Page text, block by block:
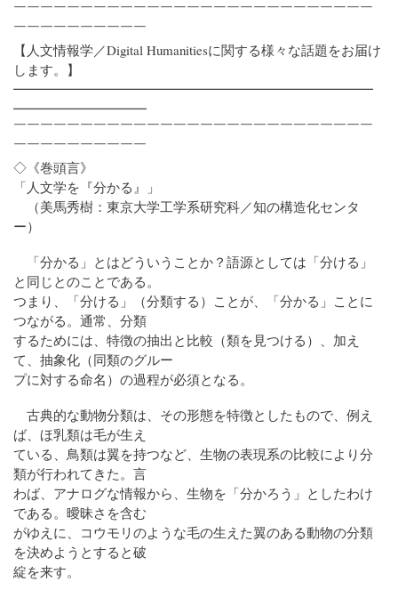
￣￣￣￣￣￣￣￣￣￣￣￣￣￣￣￣￣￣￣￣￣￣￣￣￣￣￣
￣￣￣￣￣￣￣￣￣￣
【人文情報学／Digital Humanitiesに関する様々な話題をお届け
します。】
━━━━━━━━━━━━━━━━━━━━━━━━━━━
━━━━━━━━━━
￣￣￣￣￣￣￣￣￣￣￣￣￣￣￣￣￣￣￣￣￣￣￣￣￣￣￣
￣￣￣￣￣￣￣￣￣￣
◇《巻頭言》
「人文学を『分かる』」
（美馬秀樹：東京大学工学系研究科／知の構造化センタ
ー）
「分かる」とはどういうことか？語源としては「分ける」
と同じとのことである。
つまり、「分ける」（分類する）ことが、「分かる」ことに
つながる。通常、分類
するためには、特徴の抽出と比較（類を見つける）、加え
て、抽象化（同類のグルー
プに対する命名）の過程が必須となる。
古典的な動物分類は、その形態を特徴としたもので、例え
ば、ほ乳類は毛が生え
ている、鳥類は翼を持つなど、生物の表現系の比較により分
類が行われてきた。言
わば、アナログな情報から、生物を「分かろう」としたわけ
である。曖昧さを含む
がゆえに、コウモリのような毛の生えた翼のある動物の分類
を決めようとすると破
綻を来す。